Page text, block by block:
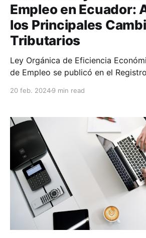
Empleo en Ecuador:
los Principales
Tributarios
Ley Orgánica de Eficiencia
de Empleo se publicó en el
Tributario Interno, la Ley
20 feb. 20249 min read